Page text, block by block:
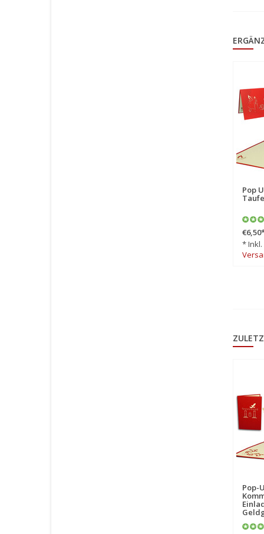
Pop
€6,50
* Inkl.
Pop-